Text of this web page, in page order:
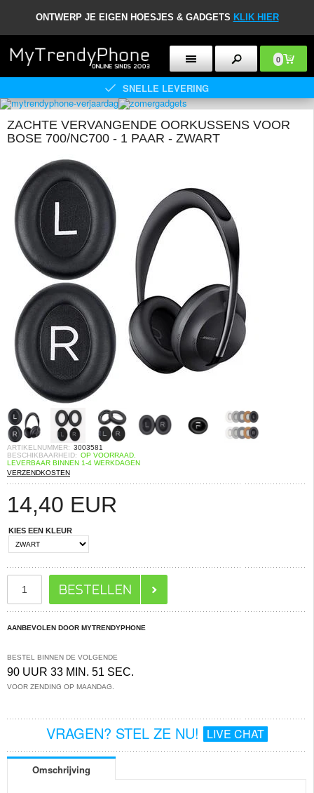
ONTWERP JE EIGEN HOESJES & GADGETS KLIK HIER
0
SNELLE LEVERING
ZACHTE VERVANGENDE OORKUSSENS VOOR
BOSE 700/NC700 - 1 PAAR - ZWART
ARTIKELNUMMER: 3003581
BESCHIKBAARHEID: OP VOORRAAD.
LEVERBAAR BINNEN 1-4 WERKDAGEN
VERZENDKOSTEN
14,40 EUR
KIES EEN KLEUR
AANBEVOLEN DOOR MYTRENDYPHONE
BESTEL BINNEN DE VOLGENDE
90 UUR 33 MIN. 50 SEC.
VOOR ZENDING OP MAANDAG.
VRAGEN? STEL ZE NU! LIVE CHAT
Omschrijving